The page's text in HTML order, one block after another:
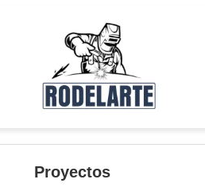
Proyectos